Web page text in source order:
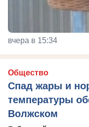
вчера в 15:34
Общество
Спад жары и
температуры
Волжском